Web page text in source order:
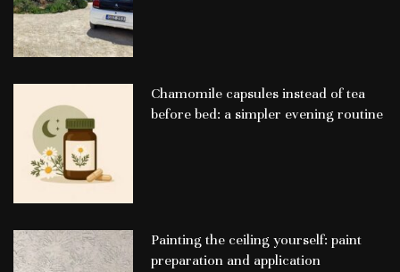
Chamomile capsules instead of tea
before bed: a simpler evening routine
Painting the ceiling yourself: paint
preparation and application